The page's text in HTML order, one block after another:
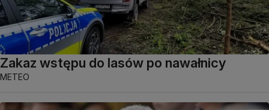
Zakaz wstępu do lasów po nawałnicy
METEO